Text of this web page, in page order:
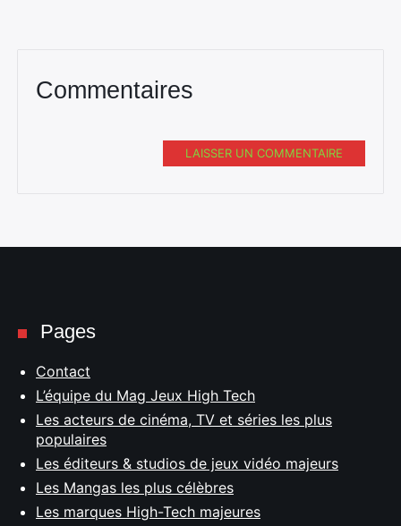
Commentaires
LAISSER UN COMMENTAIRE
Pages
Contact
L’équipe du Mag Jeux High Tech
Les acteurs de cinéma, TV et séries les plus
populaires
Les éditeurs & studios de jeux vidéo majeurs
Les Mangas les plus célèbres
Les marques High-Tech majeures